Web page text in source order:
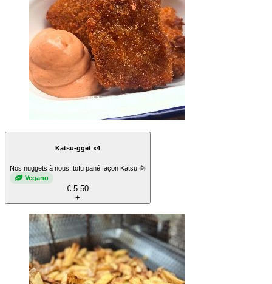
Katsu-gget x4
Nos nuggets à nous: tofu pané façon Katsu 🌞
Vegano
€ 5.50
+